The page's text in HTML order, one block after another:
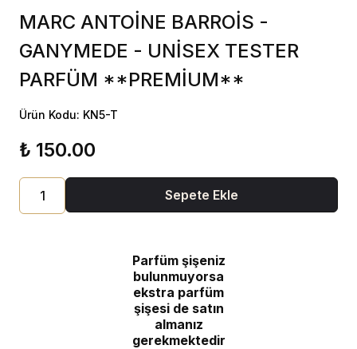
MARC ANTOİNE BARROİS -
GANYMEDE - UNİSEX TESTER
PARFÜM **PREMİUM**
Ürün Kodu: KN5-T
₺ 150.00
Sepete Ekle
Parfüm şişeniz
bulunmuyorsa
ekstra parfüm
şişesi de satın
almanız
gerekmektedir